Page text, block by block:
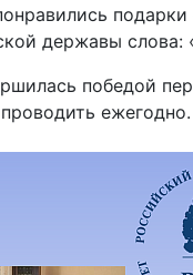
державы
победой
ежегодно.